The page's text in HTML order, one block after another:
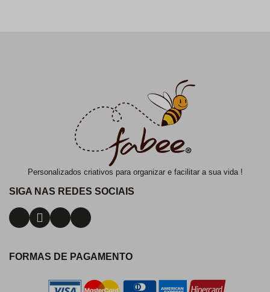
Personalizados criativos para organizar e facilitar a sua vida !
SIGA NAS REDES SOCIAIS
FORMAS DE PAGAMENTO